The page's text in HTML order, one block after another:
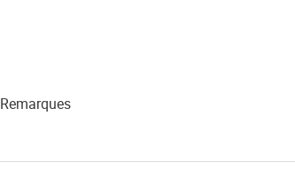
Remarques